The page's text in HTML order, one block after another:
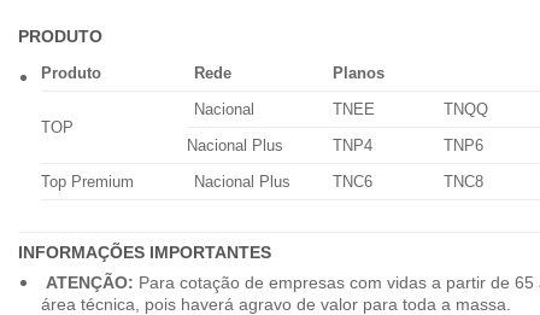
PRODUTO
Produto Rede Planos
TOP
Nacional TNEE
TNQQ
Nacional Plus
TNP4
TNP6
Top Premium
Nacional Plus TNC6 TNC8
INFORMAÇÕES IMPORTANTES
ATENÇÃO: Para cotação de empresas com vidas a partir de
área técnica, pois haverá agravo de valor para toda a massa.